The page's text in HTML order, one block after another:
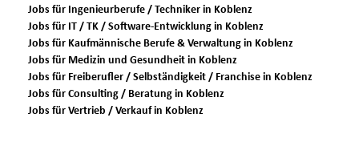
Jobs für Ingenieurberufe / Techniker in Koblenz
Jobs für IT / TK / Software-Entwicklung in Koblenz
Jobs für Kaufmännische Berufe & Verwaltung in Koblenz
Jobs für Medizin und Gesundheit in Koblenz
Jobs für Freiberufler / Selbständigkeit / Franchise in Koblenz
Jobs für Consulting / Beratung in Koblenz
Jobs für Vertrieb / Verkauf in Koblenz